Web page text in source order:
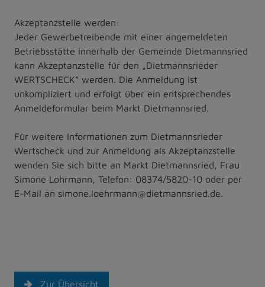
Akzeptanzstelle werden:
Jeder Gewerbetreibende mit einer angemeldeten
Betriebsstätte innerhalb der Gemeinde Dietmannsried
kann Akzeptanzstelle für den „Dietmannsrieder
WERTSCHECK“ werden. Die Anmeldung ist
unkompliziert und erfolgt über ein entsprechendes
Anmeldeformular beim Markt Dietmannsried.
Für weitere Informationen zum Dietmannsrieder
Wertscheck und zur Anmeldung als Akzeptanzstelle
wenden Sie sich bitte an Markt Dietmannsried, Frau
Simone Löhrmann, Telefon: 08374/5820-10 oder per
E-Mail an simone.loehrmann@dietmannsried.de.
Zur Übersicht